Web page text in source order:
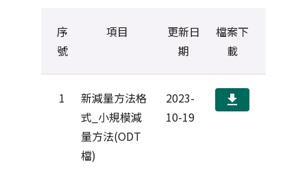
序
號
項目
更新日
期
檔案下
載
1
新減量方法格
式_小規模減
量方法(ODT
檔)
2023-
10-19
download